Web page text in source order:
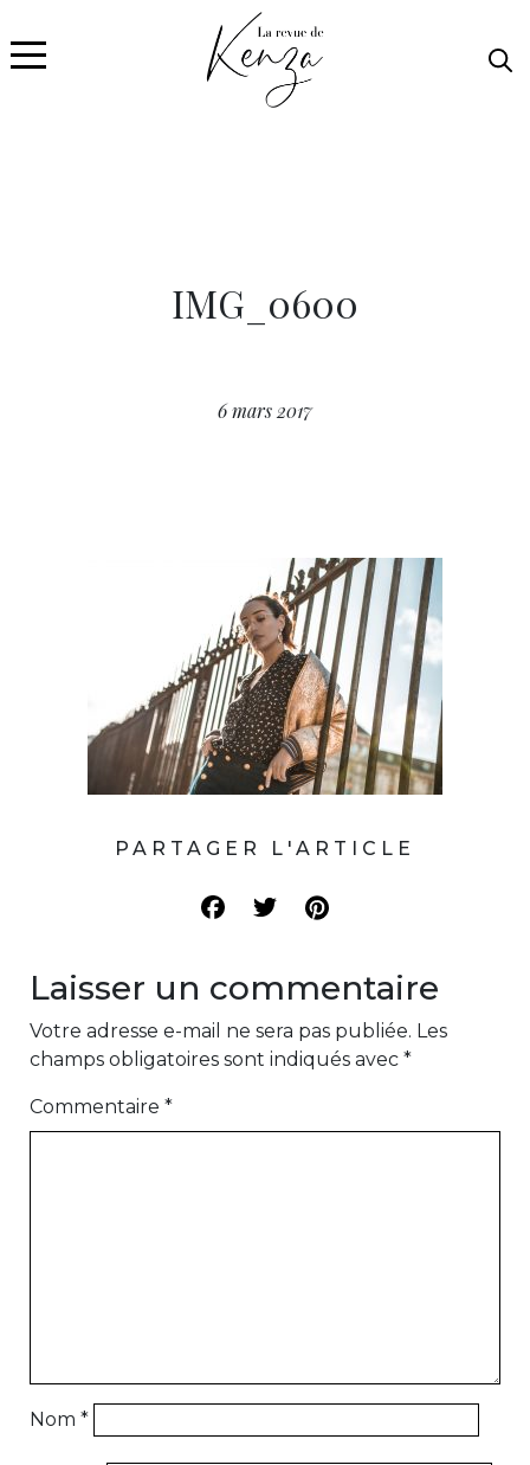
IMG_0600
6 mars 2017
PARTAGER L'ARTICLE
Laisser un commentaire
Votre adresse e-mail ne sera pas publiée. Les
champs obligatoires sont indiqués avec *
Commentaire *
Nom *